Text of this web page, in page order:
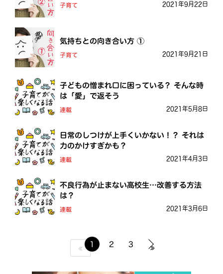
子育て 2021年9月22日
気持ちとの向き合い方 ①
子育て 2021年9月21日
子どもの憎まれ口に困っている？ そんな時
は「愛」で返そう
連載 2021年5月8日
日常のしつけが上手くいかない！？ それは
力のかけすぎかも？
連載 2021年4月3日
不良行為が止まない高校生…改善する方法
は？
連載 2021年3月6日
1 2 3